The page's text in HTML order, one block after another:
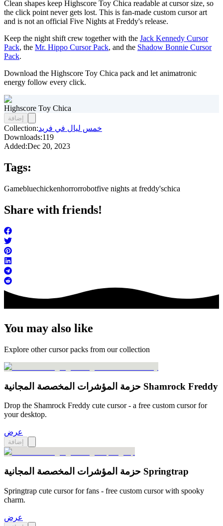
Clean shapes keep Highscore Toy Chica readable at cursor size, so
the click point never gets lost. This is fan-made custom cursor art
and is not an official Five Nights at Freddy's release.
Keep the night shift crew together with the Jack Kennedy Cursor
Pack, the Mr. Hippo Cursor Pack, and the Shadow Bonnie Cursor
Pack.
Download the Highscore Toy Chica pack and let animatronic
energy follow every click.
Highscore Toy Chica
إضافة
Collection:خمس ليال في فريد
Downloads:119
Added:Dec 20, 2023
Tags:
Gamebluechickenhorrorrobotfive nights at freddy'schica
Share with friends!
You may also like
Explore other cursor packs from our collection
حزمة المؤشرات المخصصة المجانية Shamrock Freddy
Drop the Shamrock Freddy cute cursor - a free custom cursor for
your desktop.
عرض
إضافة
حزمة المؤشرات المخصصة المجانية Springtrap
Springtrap cute cursor for fans - free custom cursor with spooky
charm.
عرض